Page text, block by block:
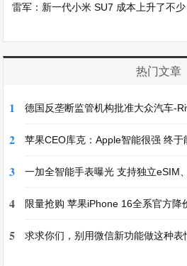
雷军：新一代小米 SU7 成本上升了不
热门文章
1 德国反垄断监管机构批准大众汽车-
2 苹果CEO库克：Apple智能很强 终于
3 一加全智能手表曝光 支持独立eSIM
4 限量抢购 苹果iPhone 16全系官方降
5 求求你们，别用微信新功能做这种表